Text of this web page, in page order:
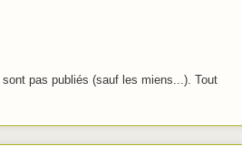
pas publiés (sauf les miens...). Tout